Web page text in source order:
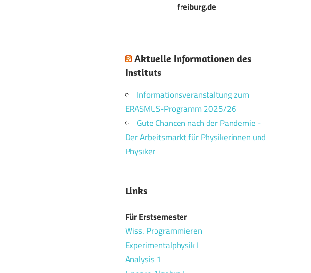
freiburg.de
Aktuelle Informationen des
Instituts
Informationsveranstaltung zum
ERASMUS-Programm 2025/26
Gute Chancen nach der Pandemie -
Der Arbeitsmarkt für Physikerinnen und
Physiker
Links
Für Erstsemester
Wiss. Programmieren
Experimentalphysik I
Analysis 1